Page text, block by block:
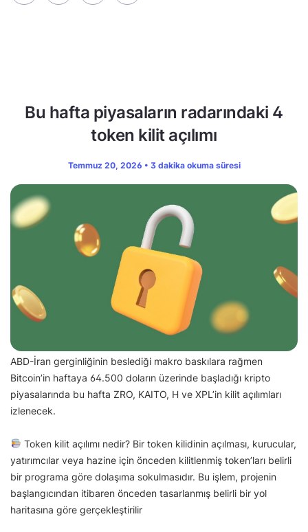
Bu hafta piyasaların radarındaki 4
token kilit açılımı
Temmuz 20, 2026 • 3 dakika okuma süresi
ABD-İran gerginliğinin beslediği makro baskılara rağmen
Bitcoin’in haftaya 64.500 doların üzerinde başladığı kripto
piyasalarında bu hafta ZRO, KAITO, H ve XPL’in kilit açılımları
izlenecek.
Token kilit açılımı nedir? Bir token kilidinin açılması, kurucular,
yatırımcılar veya hazine için önceden kilitlenmiş token’ları belirli
bir programa göre dolaşıma sokulmasıdır. Bu işlem, projenin
başlangıcından itibaren önceden tasarlanmış belirli bir yol
haritasına göre gerçekleştirilir